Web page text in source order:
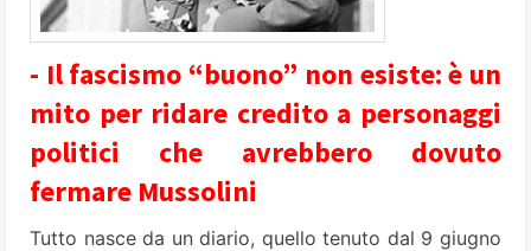
- Il fascismo “buono” non esiste: è un
mito per ridare credito a personaggi
politici che avrebbero dovuto
fermare Mussolini
Tutto nasce da un diario, quello tenuto dal 9 giugno